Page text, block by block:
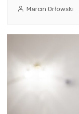
Marcin Orłowski